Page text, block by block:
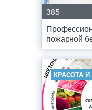
385
пожарной
КРАСОТА